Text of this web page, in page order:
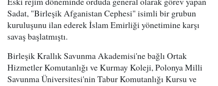
Sadat, "Birleşik Afganistan Cephesi" isimli bir grubun
kuruluşunu ilan ederek İslam Emirliği yönetimine karşı
savaş başlatmıştı.
Birleşik Krallık Savunma Akademisi'ne bağlı Ortak
Hizmetler Komutanlığı ve Kurmay Koleji, Polonya Milli
Savunma Üniversitesi'nin Tabur Komutanlığı Kursu ve